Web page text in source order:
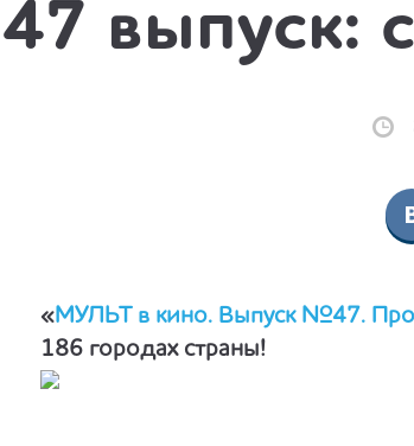
47 выпуск:
«МУЛЬТ в кино. Выпуск №47.
186 городах страны!